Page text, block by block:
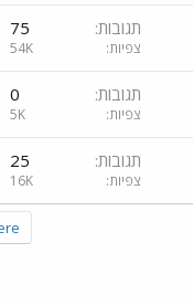
תגובות 75
צפיות 54K
תגובות 0
צפיות 5K
תגובות 25
צפיות 16K